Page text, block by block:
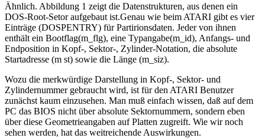
Ähnlich. Abbildung 1 zeigt die Datenstrukturen, aus denen ein
DOS-Root-Setor aufgebaut ist.Genau wie beim ATARI gibt es vier
Einträge (DOSPENTRY) für Partirionsdaten. Jeder von ihnen
enthält ein Bootflag(m_flg), eine Typangabe(m_id), Anfangs- und
Endposition in Kopf-, Sektor-, Zylinder-Notation, die absolute
Startadresse (m st) sowie die Länge (m_siz).
Wozu die merkwürdige Darstellung in Kopf-, Sektor- und
Zylindernummer gebraucht wird, ist für den ATARI Benutzer
zunächst kaum einzusehen. Man muß einfach wissen, daß auf dem
PC das BIOS nicht über absolute Sektornummern, sondern eben
über diese Geometrieangaben auf Platten zugreift. Wie wir noch
sehen werden, hat das weitreichende Auswirkungen.